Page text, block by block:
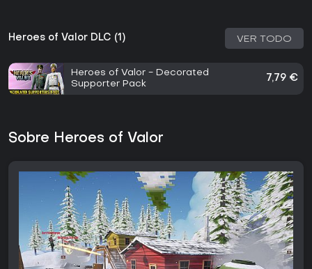
Heroes of Valor DLC (1) VER TODO
Heroes of Valor - Decorated
Supporter Pack
7,79 €
Sobre Heroes of Valor